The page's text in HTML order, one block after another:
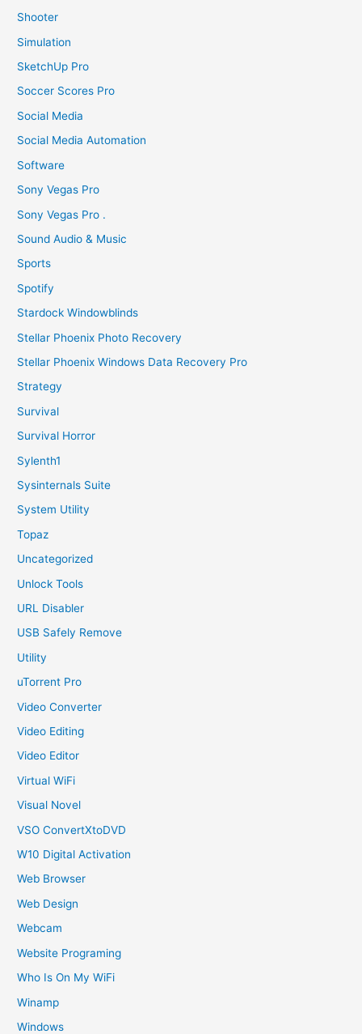
Shooter
Simulation
SketchUp Pro
Soccer Scores Pro
Social Media
Social Media Automation
Software
Sony Vegas Pro
Sony Vegas Pro .
Sound Audio & Music
Sports
Spotify
Stardock Windowblinds
Stellar Phoenix Photo Recovery
Stellar Phoenix Windows Data Recovery Pro
Strategy
Survival
Survival Horror
Sylenth1
Sysinternals Suite
System Utility
Topaz
Uncategorized
Unlock Tools
URL Disabler
USB Safely Remove
Utility
uTorrent Pro
Video Converter
Video Editing
Video Editor
Virtual WiFi
Visual Novel
VSO ConvertXtoDVD
W10 Digital Activation
Web Browser
Web Design
Webcam
Website Programing
Who Is On My WiFi
Winamp
Windows